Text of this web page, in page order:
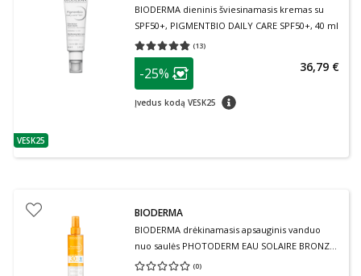
patarimas
VESK25
BIODERMA dieninis šviesinamasis kremas su
SPF50+, PIGMENTBIO DAILY CARE SPF50+, 40 ml
(13)
Vidutinis įvertinimas 4.77
patarimas
Lojalumo klubo narių nuolaida
-25%
Įvedus kodą VESK25 patarimas
36,79 €
BIODERMA
BIODERMA drėkinamasis apsauginis vanduo
nuo saulės PHOTODERM EAU SOLAIRE BRONZ
SPF30, 200 ml (0)
Vidutinis įvertinimas 0.00